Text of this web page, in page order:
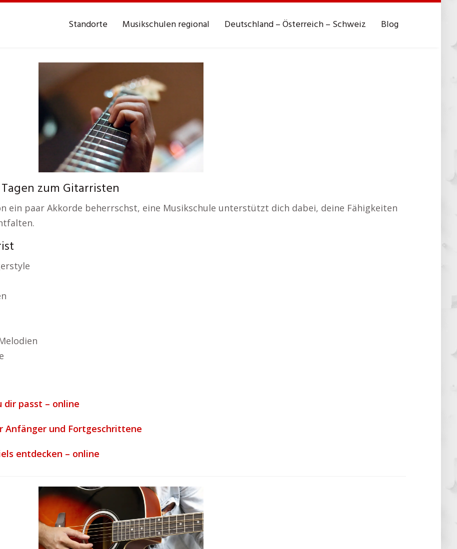
Standorte Musikschulen regional Deutschland – Österreich – Schweiz Blog
zum Gitarristen
ein paar Akkorde beherrschst, eine Musikschule unterstützt dich dabei, deine Fähigkeiten
dir passt – online
Anfänger und Fortgeschrittene
entdecken – online